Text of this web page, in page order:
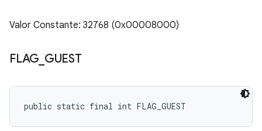
Valor Constante: 32768 (0x00008000)
FLAG GUEST
public static final int FLAG_GUEST